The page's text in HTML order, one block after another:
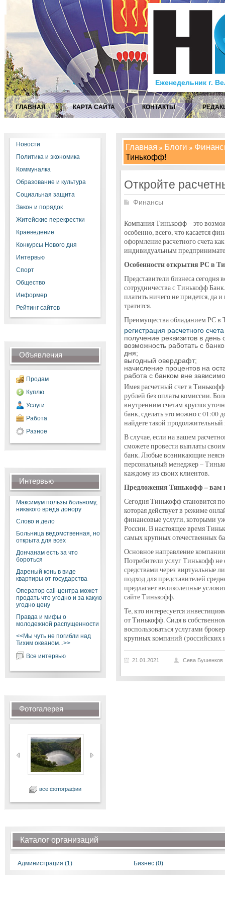
Еженедельник г.
ГЛАВНАЯ КАРТА САЙТА КОНТАКТЫ
Новости
Политика и экономика
Коммуналка
Образование и культура
Социальная защита
Закон и порядок
Житейские перекрестки
Краеведение
Конкурсы Нового дня
Интервью
Спорт
Общество
Информер
Рейтинг сайтов
Объявления
Продам
Куплю
Услуги
Работа
Разное
Интервью
Максимум пользы больному,
никакого вреда донору
Слово и дело
Больница ведомственная, но
открыта для всех
Дончанам есть за что
бороться
Дареный конь в виде
квартиры от государства
Оператор call-центра может
продать что угодно и за какую
угодно цену
Правда и мифы о
молодежной распущенности
<<Мы чуть не погибли над
Тихим океаном...>>
Все интервью
Фотогалерея
все фотографии
Главная Блоги
Тинькофф!
Откройте
Финансы
Компания Тинькофф – это
особенно, всего, что касается
оформление расчетного счета
индивидуальным
Особенности открытия РС в
Представители бизнеса сегодня
сотрудничества с Тинькофф
платить ничего не придется, да
тратится.
Преимущества обладанием РС в
регистрация расчетного счета
получение реквизитов в день
возможность работать с
дня;
выгодный овердрафт;
начисление процентов на
работа с банком вне
Имея расчетный счет в
рублей без оплаты комиссии.
внутренним счетам
банк, сделать это можно с 01:00
найдете такой
В случае, если на вашем
сможете провести выплаты
банк. Любые возникающие
персональный менеджер –
каждому из своих клиентов.
Предложения Тинькофф – вам
Сегодня Тинькофф становится
которая действует в режиме
финансовые услуги, которыми
России. В настоящее время
самых крупных отечественных
Основное направление
Потребители услуг Тинькофф не
средствами через виртуальные
подход для представителей
предлагает великолепные
сайте Тинькофф.
Те, кто интересуется
от Тинькофф. Сидя в
воспользоваться услугами
крупных компаний (российских
21.01.2021 Сева Бушенков
Каталог организаций
Администрация (1) Бизнес (0)